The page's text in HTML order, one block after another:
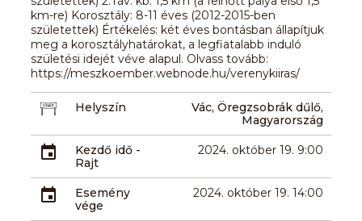
km-re) Korosztály: 8-11 éves (2012-2015-ben
születettek) Értékelés: két éves bontásban állapítjuk
meg a korosztályhatárokat, a legfiatalabb induló
születési idejét véve alapul. Olvass tovább:
https://meszkoember.webnode.hu/verenykiiras/
Helyszín
Vác, Öregzsobrák dűlő,
Magyarország
Kezdő idő -
Rajt
2024. október 19. 9:00
Esemény
vége
2024. október 19. 14:00